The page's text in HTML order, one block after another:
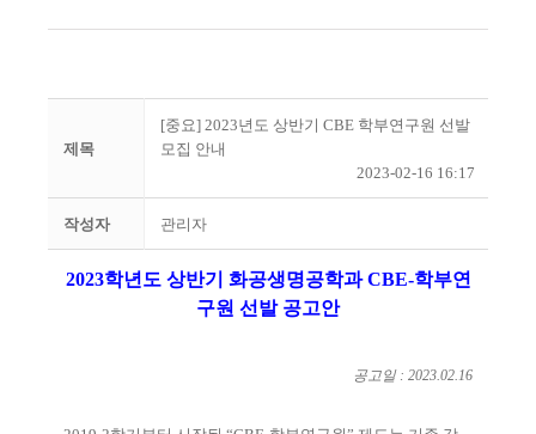
제목
[중요] 2023년도 상반기 CBE 학부연구원 선발
모집 안내
2023-02-16 16:17
작성자 관리자
2023학년도 상반기 화공생명공학과CBE-학부연
구원 선발 공고안
공고일 : 2023.02.16